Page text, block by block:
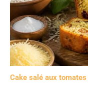
Cake salé aux